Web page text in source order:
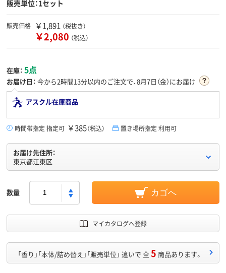
販売単位：1セット
販売価格 ￥1,891 （税抜き）
￥2,080 （税込）
在庫： 5点
お届け日： 今から2時間13分以内のご注文で、8月7日（金）にお届け
アスクル在庫商品
時間帯指定 指定可 ￥385（税込） 置き場所指定 利用可
お届け先住所：
東京都江東区
数量 カゴへ
マイカタログへ登録
「香り」「本体/詰め替え」「販売単位」 違いで 全5 商品あります。